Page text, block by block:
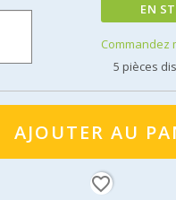
EN
Commandez
5 pièces
AJOUTER AU
favorite_border